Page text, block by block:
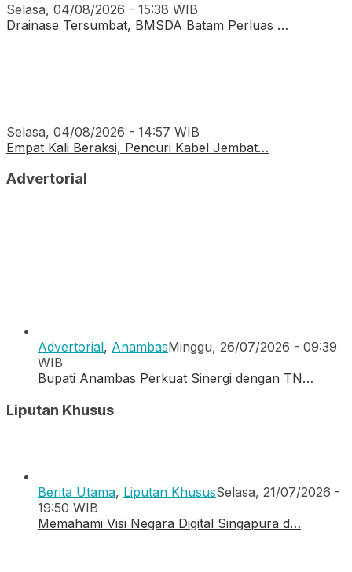
Selasa, 04/08/2026 - 15:38 WIB
Drainase Tersumbat, BMSDA Batam Perluas …
Selasa, 04/08/2026 - 14:57 WIB
Empat Kali Beraksi, Pencuri Kabel Jembat…
Advertorial
Advertorial, AnambasMinggu, 26/07/2026 - 09:39
WIB
Bupati Anambas Perkuat Sinergi dengan TN…
Liputan Khusus
Berita Utama, Liputan KhususSelasa, 21/07/2026 -
19:50 WIB
Memahami Visi Negara Digital Singapura d…